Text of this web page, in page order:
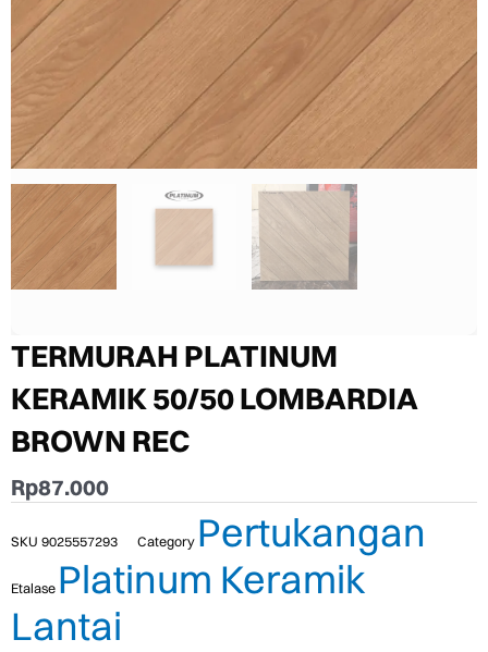
TERMURAH PLATINUM
KERAMIK 50/50 LOMBARDIA
BROWN REC
Rp87.000
SKU 9025557293 Category Pertukangan
Etalase Platinum Keramik
Lantai